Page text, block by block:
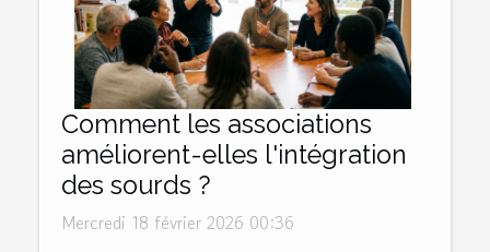
Comment les associations
améliorent-elles l'intégration
des sourds ?
Mercredi 18 février 2026 00:36